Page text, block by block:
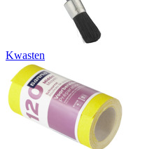
Kwasten